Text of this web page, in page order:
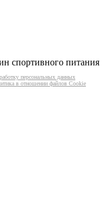
спортивного питания
персональных данных
в отношении файлов Cookie